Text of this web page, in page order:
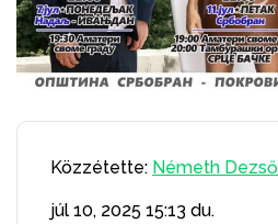
Közzétette: Németh Dezső
júl 10, 2025 15:13 du.